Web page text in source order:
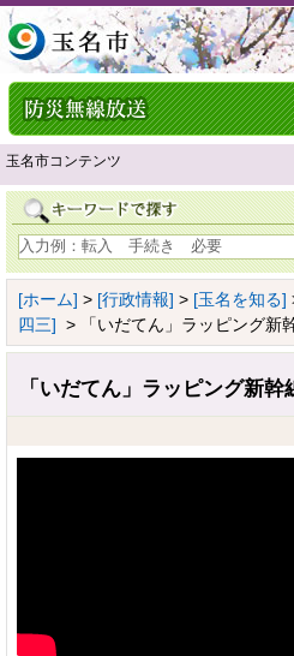
玉名市コンテンツ
[ホーム] > [行政情報] > [玉名を知る]
四三] > 「いだてん」ラッピング新
「いだてん」ラッピング新幹